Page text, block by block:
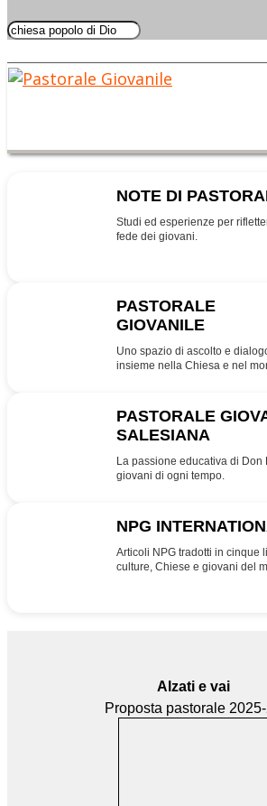
NOTE DI
Studi ed esperienze per
fede dei giovani.
PASTORALE
GIOVANILE
Uno spazio di ascolto e
insieme nella Chiesa e nel
PASTORALE
SALESIANA
La passione educativa di Don
giovani di ogni tempo.
NPG
Articoli NPG tradotti in cinque
culture, Chiese e giovani del
Alzati e vai
Proposta pastorale